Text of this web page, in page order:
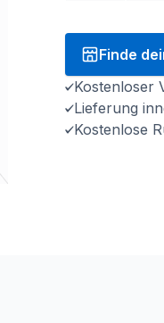
Finde
Kostenloser
Lieferung
Kostenlose